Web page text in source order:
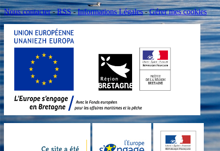
Nous contacter-RSS-Informations Légales-Gérer mes cookies